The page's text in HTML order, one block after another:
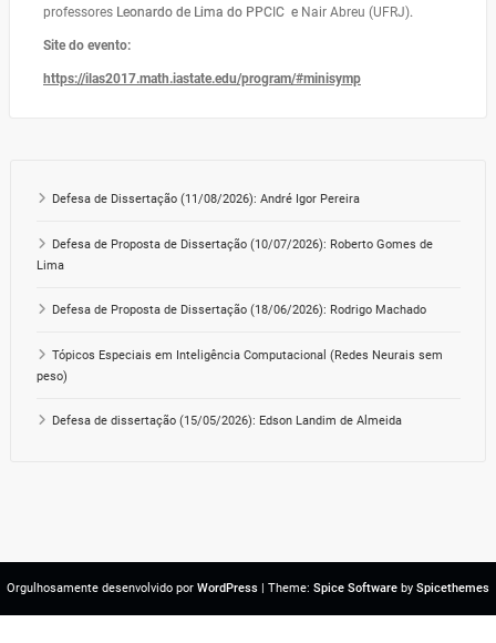
professores Leonardo de Lima do PPCIC e Nair Abreu (UFRJ).
Site do evento:
https://ilas2017.math.iastate.edu/program/#minisymp
Defesa de Dissertação (11/08/2026): André Igor Pereira
Defesa de Proposta de Dissertação (10/07/2026): Roberto Gomes de
Lima
Defesa de Proposta de Dissertação (18/06/2026): Rodrigo Machado
Tópicos Especiais em Inteligência Computacional (Redes Neurais sem
peso)
Defesa de dissertação (15/05/2026): Edson Landim de Almeida
Orgulhosamente desenvolvido por WordPress | Theme: Spice Software by Spicethemes